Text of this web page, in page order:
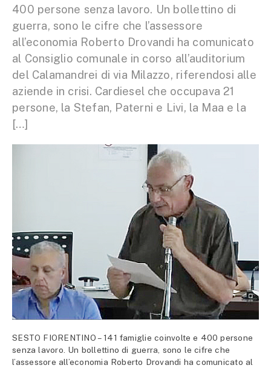
400 persone senza lavoro. Un bollettino di
guerra, sono le cifre che l’assessore
all’economia Roberto Drovandi ha comunicato
al Consiglio comunale in corso all’auditorium
del Calamandrei di via Milazzo, riferendosi alle
aziende in crisi. Cardiesel che occupava 21
persone, la Stefan, Paterni e Livi, la Maa e la
[…]
SESTO FIORENTINO – 141 famiglie coinvolte e 400 persone
senza lavoro. Un bollettino di guerra, sono le cifre che
l’assessore all’economia Roberto Drovandi ha comunicato al